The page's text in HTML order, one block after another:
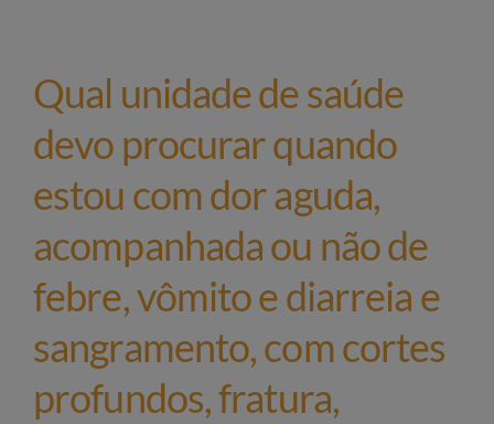
Qual unidade de saúde
devo procurar quando
estou com dor aguda,
acompanhada ou não de
febre, vômito e diarreia e
sangramento, com cortes
profundos, fratura,